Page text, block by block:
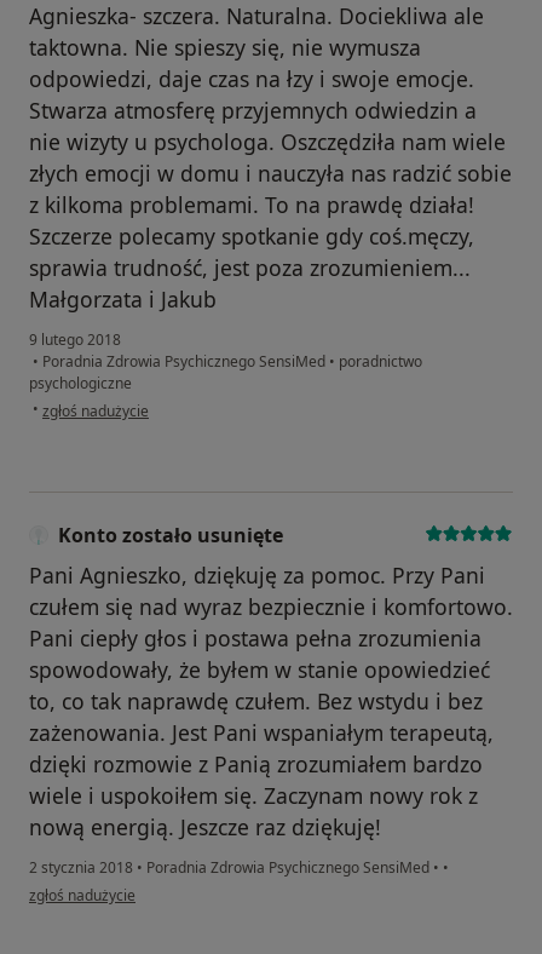
Agnieszka- szczera. Naturalna. Dociekliwa ale
taktowna. Nie spieszy się, nie wymusza
odpowiedzi, daje czas na łzy i swoje emocje.
Stwarza atmosferę przyjemnych odwiedzin a
nie wizyty u psychologa. Oszczędziła nam wiele
złych emocji w domu i nauczyła nas radzić sobie
z kilkoma problemami. To na prawdę działa!
Szczerze polecamy spotkanie gdy coś.męczy,
sprawia trudność, jest poza zrozumieniem...
Małgorzata i Jakub
9 lutego 2018
• Poradnia Zdrowia Psychicznego SensiMed • poradnictwo
psychologiczne
• w opinii użytkownika Konto zostało usunięte
zgłoś nadużycie
Konto zostało usunięte
Pani Agnieszko, dziękuję za pomoc. Przy Pani
czułem się nad wyraz bezpiecznie i komfortowo.
Pani ciepły głos i postawa pełna zrozumienia
spowodowały, że byłem w stanie opowiedzieć
to, co tak naprawdę czułem. Bez wstydu i bez
zażenowania. Jest Pani wspaniałym terapeutą,
dzięki rozmowie z Panią zrozumiałem bardzo
wiele i uspokoiłem się. Zaczynam nowy rok z
nową energią. Jeszcze raz dziękuję!
2 stycznia 2018 • Poradnia Zdrowia Psychicznego SensiMed • •
w opinii użytkownika Konto zostało usunięte
zgłoś nadużycie